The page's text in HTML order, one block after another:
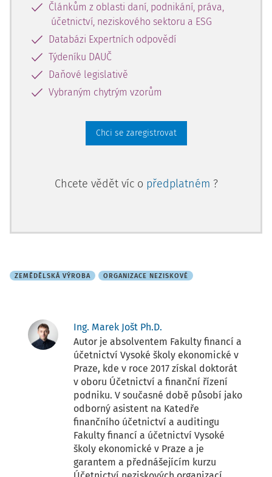
A.VI.23. Odpisy dlouhodobého majetku 551
A.VI.27. Tvorba a použití rezerv a opravných
položek
Článkům z oblasti daní, podnikání, práva,
účetnictví, neziskového sektoru a ESG
Databázi Expertních odpovědí
Týdeníku DAUČ
Daňové legislativě
Vybraným chytrým vzorům
Chci se zaregistrovat
Chcete vědět víc o předplatném ?
ZEMĚDĚLSKÁ VÝROBA ORGANIZACE NEZISKOVÉ
Ing. Marek Jošt Ph.D.
Autor je absolventem Fakulty financí a
účetnictví Vysoké školy ekonomické v
Praze, kde v roce 2017 získal doktorát
v oboru Účetnictví a finanční řízení
podniku. V současné době působí jako
odborný asistent na Katedře
finančního účetnictví a auditingu
Fakulty financí a účetnictví Vysoké
školy ekonomické v Praze a je
garantem a přednášejícím kurzu